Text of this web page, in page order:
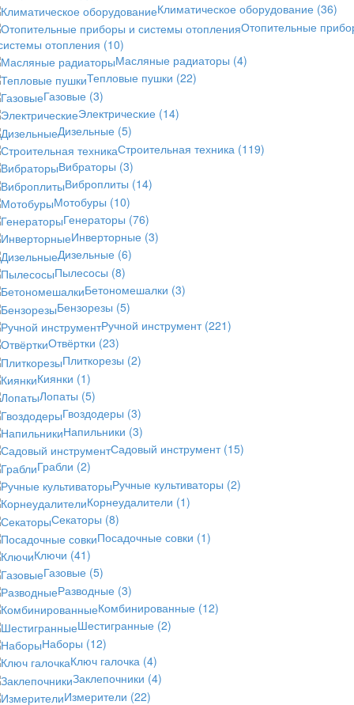
Климатическое оборудование (36)
Отопительные
отопления (10)
Масляные радиаторы (4)
Тепловые пушки (22)
Газовые (3)
Электрические (14)
Дизельные (5)
Строительная техника (119)
Вибраторы (3)
Виброплиты (14)
Мотобуры (10)
Генераторы (76)
Инверторные (3)
Дизельные (6)
Пылесосы (8)
Бетономешалки (3)
Бензорезы (5)
Ручной инструмент (221)
Отвёртки (23)
Плиткорезы (2)
Киянки (1)
Лопаты (5)
Гвоздодеры (3)
Напильники (3)
Садовый инструмент (15)
Грабли (2)
Ручные культиваторы (2)
Корнеудалители (1)
Секаторы (8)
Посадочные совки (1)
Ключи (41)
Газовые (5)
Разводные (3)
Комбинированные (12)
Шестигранные (2)
Наборы (12)
Ключ галочка (4)
Заклепочники (4)
Измерители (22)